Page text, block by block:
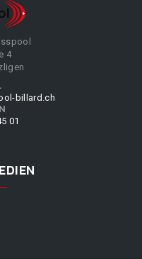
4
billard.ch
01